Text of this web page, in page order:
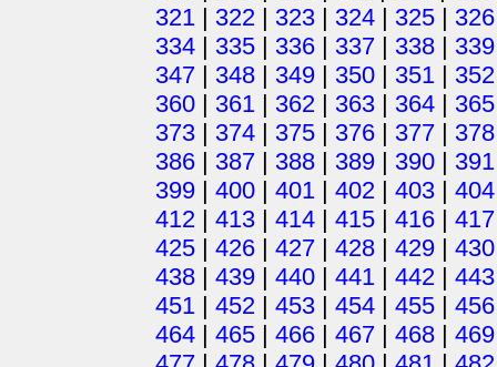
321 | 322 | 323 | 324 | 325 | 326
334 | 335 | 336 | 337 | 338 | 339
347 | 348 | 349 | 350 | 351 | 352
360 | 361 | 362 | 363 | 364 | 365
373 | 374 | 375 | 376 | 377 | 378
386 | 387 | 388 | 389 | 390 | 391
399 | 400 | 401 | 402 | 403 | 404
412 | 413 | 414 | 415 | 416 | 417
425 | 426 | 427 | 428 | 429 | 430
438 | 439 | 440 | 441 | 442 | 443
451 | 452 | 453 | 454 | 455 | 456
464 | 465 | 466 | 467 | 468 | 469